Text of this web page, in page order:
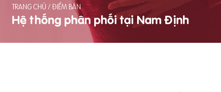
TRANG CHỦ / ĐIỂM BÁN
Hệ thống phân phối tại Nam Định